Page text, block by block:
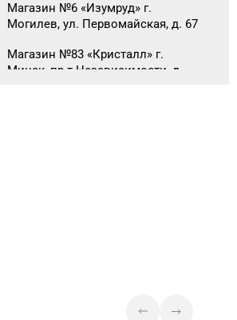
Магазин №6 «Изумруд» г.
Могилев, ул. Первомайская, д. 67
Магазин №83 «Кристалл» г.
Минск, пр-т Независимости, д.